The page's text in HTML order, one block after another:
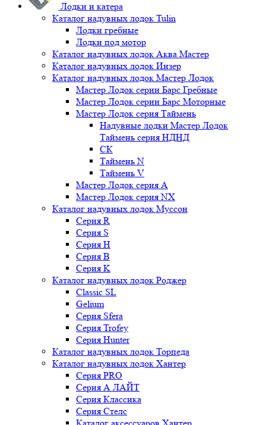
Лодки и катера
Каталог надувных лодок Tulin
Лодки гребные
Лодки под мотор
Каталог надувных лодок Аква Мастер
Каталог надувных лодок Инзер
Каталог надувных лодок Мастер Лодок
Мастер Лодок серии Барс Гребные
Мастер Лодок серии Барс Моторные
Мастер Лодок серия Таймень
Надувные лодки Мастер Лодок
Таймень серия НДНД
СК
Таймень N
Таймень V
Мастер Лодок серия А
Мастер Лодок серия NX
Каталог надувных лодок Муссон
Серия R
Серия S
Серия H
Серия B
Серия K
Каталог надувных лодок Роджер
Classic SL
Gelium
Серия Sfera
Серия Trofey
Серия Hunter
Каталог надувных лодок Торпеда
Каталог надувных лодок Хантер
Серия PRO
Серия А ЛАЙТ
Серия Классика
Серия Стелс